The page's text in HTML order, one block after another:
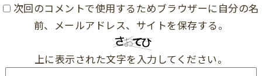
次回のコメントで使用するためブラウザーに自分の名
前、メールアドレス、サイトを保存する。
上に表示された文字を入力してください。